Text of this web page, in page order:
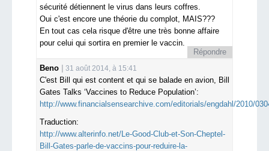
sécurité détiennent le virus dans leurs coffres.
Oui c'est encore une théorie du complot, MAIS???
En tout cas cela risque d'être une très bonne affaire
pour celui qui sortira en premier le vaccin.
Répondre
Beno
31 août 2014, à 15:41
C'est Bill qui est content et qui se balade en avion, Bill
Gates Talks ‘Vaccines to Reduce Population’:
http://www.financialsensearchive.com/editorials/engdahl/2010/
Traduction:
http://www.alterinfo.net/Le-Good-Club-et-Son-Cheptel-
Bill-Gates-parle-de-vaccins-pour-reduire-la-